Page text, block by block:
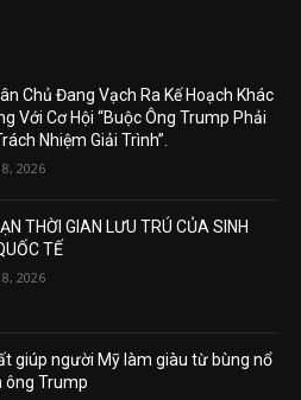
Chủ Đang Vạch Ra Kế Hoạch Khác
Với Cơ Hội “Buộc Ông Trump Phải
Nhiệm Giải Trình”.
2026
THỜI GIAN LƯU TRÚ CỦA SINH
TẾ
2026
giúp người Mỹ làm giàu từ bùng nổ
ông Trump